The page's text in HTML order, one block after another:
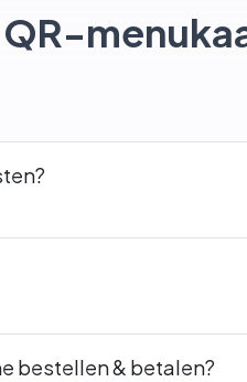
bestellen & betalen?